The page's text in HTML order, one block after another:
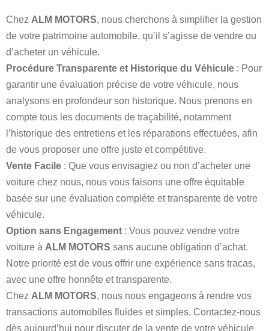
Chez ALM MOTORS, nous cherchons à simplifier la gestion
de votre patrimoine automobile, qu’il s’agisse de vendre ou
d’acheter un véhicule.
Procédure Transparente et Historique du Véhicule : Pour
garantir une évaluation précise de votre véhicule, nous
analysons en profondeur son historique. Nous prenons en
compte tous les documents de traçabilité, notamment
l’historique des entretiens et les réparations effectuées, afin
de vous proposer une offre juste et compétitive.
Vente Facile : Que vous envisagiez ou non d’acheter une
voiture chez nous, nous vous faisons une offre équitable
basée sur une évaluation complète et transparente de votre
véhicule.
Option sans Engagement : Vous pouvez vendre votre
voiture à ALM MOTORS sans aucune obligation d’achat.
Notre priorité est de vous offrir une expérience sans tracas,
avec une offre honnête et transparente.
Chez ALM MOTORS, nous nous engageons à rendre vos
transactions automobiles fluides et simples. Contactez-nous
dès aujourd’hui pour discuter de la vente de votre véhicule